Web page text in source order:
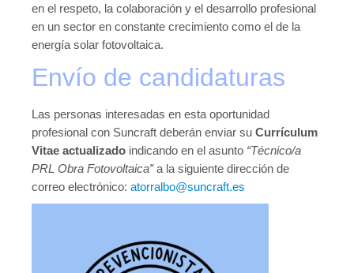
en el respeto, la colaboración y el desarrollo profesional
en un sector en constante crecimiento como el de la
energía solar fotovoltaica.
Envío de candidaturas
Las personas interesadas en esta oportunidad
profesional con Suncraft deberán enviar su Currículum
Vitae actualizado indicando en el asunto “Técnico/a
PRL Obra Fotovoltaica”a la siguiente dirección de
correo electrónico: atorralbo@suncraft.es